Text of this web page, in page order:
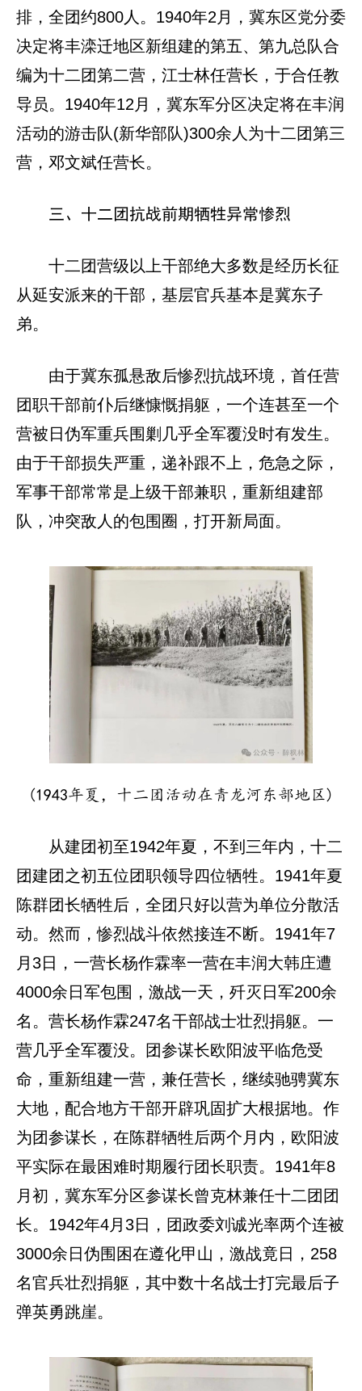
排，全团约800人。1940年2月，冀东区党分委
决定将丰滦迁地区新组建的第五、第九总队合
编为十二团第二营，江士林任营长，于合任教
导员。1940年12月，冀东军分区决定将在丰润
活动的游击队(新华部队)300余人为十二团第三
营，邓文斌任营长。
三、十二团抗战前期牺牲异常惨烈
十二团营级以上干部绝大多数是经历长征
从延安派来的干部，基层官兵基本是冀东子
弟。
由于冀东孤悬敌后惨烈抗战环境，首任营
团职干部前仆后继慷慨捐躯，一个连甚至一个
营被日伪军重兵围剿几乎全军覆没时有发生。
由于干部损失严重，递补跟不上，危急之际，
军事干部常常是上级干部兼职，重新组建部
队，冲突敌人的包围圈，打开新局面。
(1943年夏，十二团活动在青龙河东部地区)
从建团初至1942年夏，不到三年内，十二
团建团之初五位团职领导四位牺牲。1941年夏
陈群团长牺牲后，全团只好以营为单位分散活
动。然而，惨烈战斗依然接连不断。1941年7
月3日，一营长杨作霖率一营在丰润大韩庄遭
4000余日军包围，激战一天，歼灭日军200余
名。营长杨作霖247名干部战士壮烈捐躯。一
营几乎全军覆没。团参谋长欧阳波平临危受
命，重新组建一营，兼任营长，继续驰骋冀东
大地，配合地方干部开辟巩固扩大根据地。作
为团参谋长，在陈群牺牲后两个月内，欧阳波
平实际在最困难时期履行团长职责。1941年8
月初，冀东军分区参谋长曾克林兼任十二团团
长。1942年4月3日，团政委刘诚光率两个连被
3000余日伪围困在遵化甲山，激战竟日，258
名官兵壮烈捐躯，其中数十名战士打完最后子
弹英勇跳崖。